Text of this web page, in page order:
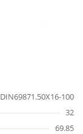
DIN69871.50X16-100
32
69.85